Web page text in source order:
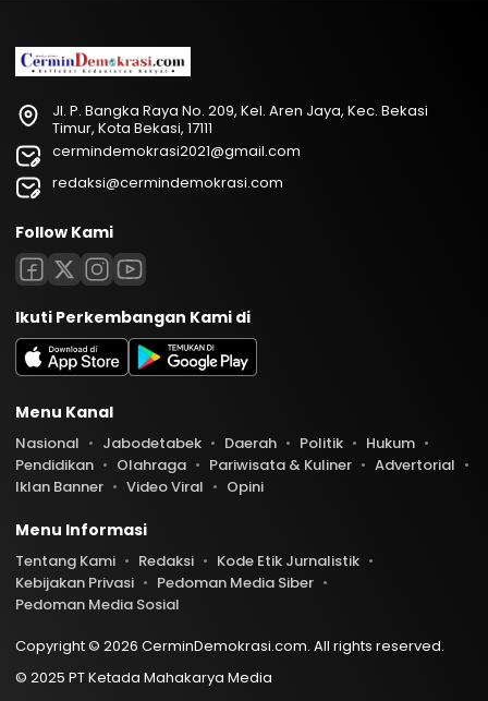
Jl. P. Bangka Raya No. 209, Kel. Aren Jaya, Kec. Bekasi
Timur, Kota Bekasi, 17111
cermindemokrasi2021@gmail.com
redaksi@cermindemokrasi.com
Follow Kami
Ikuti Perkembangan Kami di
Menu Kanal
Nasional Jabodetabek Daerah Politik
Hukum
Pendidikan
Olahraga Pariwisata & Kuliner
Advertorial
Iklan Banner
Video Viral Opini
Menu Informasi
Tentang Kami Redaksi
Kode Etik Jurnalistik
Kebijakan Privasi
Pedoman Media Siber
Pedoman Media Sosial
Copyright © 2026 CerminDemokrasi.com. All rights reserved.
© 2025 PT Ketada Mahakarya Media